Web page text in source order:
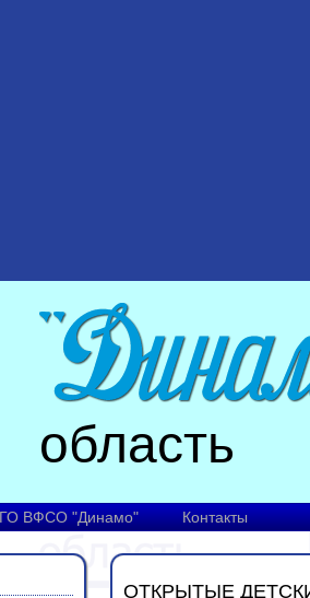
область
ВФСО "Динамо" Контакты
ОТКРЫТЫЕ